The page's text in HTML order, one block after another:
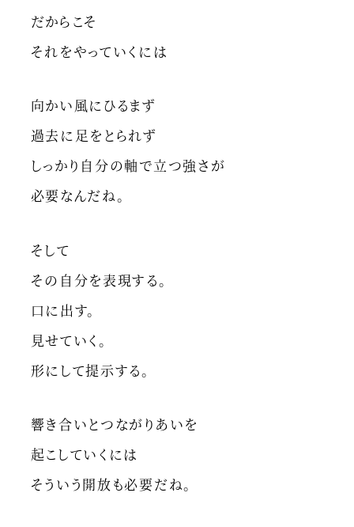
だからこそ
それをやっていくには
向かい風にひるまず
過去に足をとられず
しっかり自分の軸で立つ強さが
必要なんだね。
そして
その自分を表現する。
口に出す。
見せていく。
形にして提示する。
響き合いとつながりあいを
起こしていくには
そういう開放も必要だね。